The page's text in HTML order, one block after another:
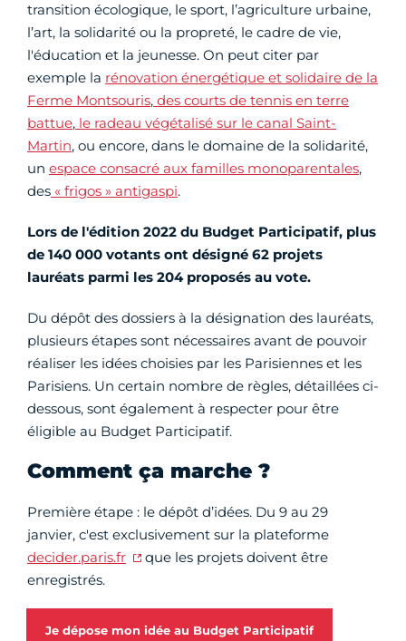
transition écologique, le sport, l’agriculture urbaine,
l’art, la solidarité ou la propreté, le cadre de vie,
l'éducation et la jeunesse. On peut citer par
exemple la rénovation énergétique et solidaire de la
Ferme Montsouris, des courts de tennis en terre
battue, le radeau végétalisé sur le canal Saint-
Martin, ou encore, dans le domaine de la solidarité,
un espace consacré aux familles monoparentales,
des « frigos » antigaspi.
Lors de l'édition 2022 du Budget Participatif, plus
de 140 000 votants ont désigné 62 projets
lauréats parmi les 204 proposés au vote.
Du dépôt des dossiers à la désignation des lauréats,
plusieurs étapes sont nécessaires avant de pouvoir
réaliser les idées choisies par les Parisiennes et les
Parisiens. Un certain nombre de règles, détaillées ci-
dessous, sont également à respecter pour être
éligible au Budget Participatif.
Comment ça marche ?
Première étape : le dépôt d’idées. Du 9 au 29
janvier, c'est exclusivement sur la plateforme
decider.paris.fr
que les projets doivent être
enregistrés.
Je dépose mon idée au Budget Participatif